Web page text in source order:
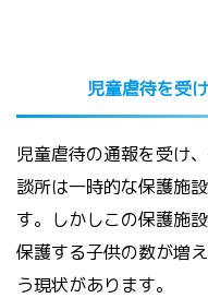
児童虐待を受
児童虐待の通報を受け
談所は一時的な保護施
す。しかしこの保護施
保護する子供の数が増
う現状があります。